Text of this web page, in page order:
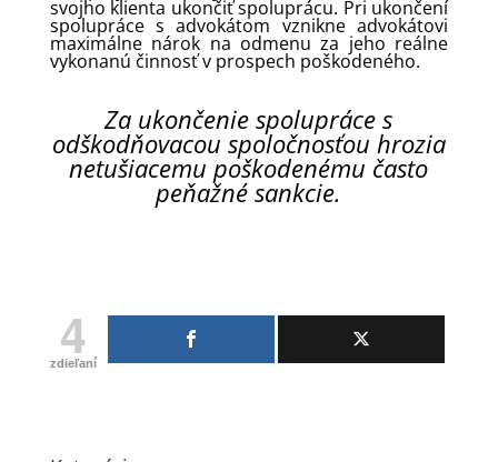
svojho klienta ukončiť spoluprácu. Pri ukončení
spolupráce s advokátom vznikne advokátovi
maximálne nárok na odmenu za jeho reálne
vykonanú činnosť v prospech poškodeného.
Za ukončenie spolupráce s
odškodňovacou spoločnosťou hrozia
netušiacemu poškodenému často
peňažné sankcie.
4
zdieľaní